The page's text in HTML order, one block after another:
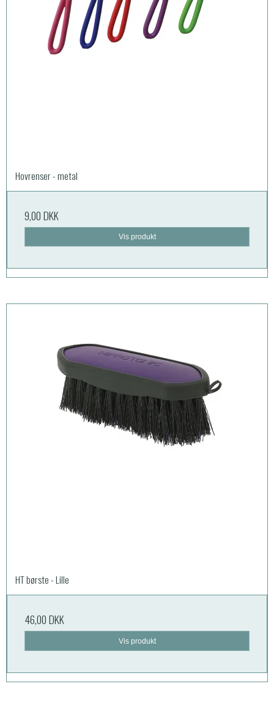
Hovrenser - metal
9,00 DKK
Vis produkt
HT børste - Lille
46,00 DKK
Vis produkt